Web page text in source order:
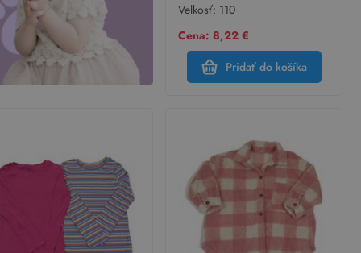
Veľkosť: 110
Cena: 8,22 €
Pridať do košíka